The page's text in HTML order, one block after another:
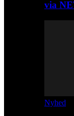
via
Nyhed